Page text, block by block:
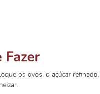
Fazer
os ovos, o açúcar